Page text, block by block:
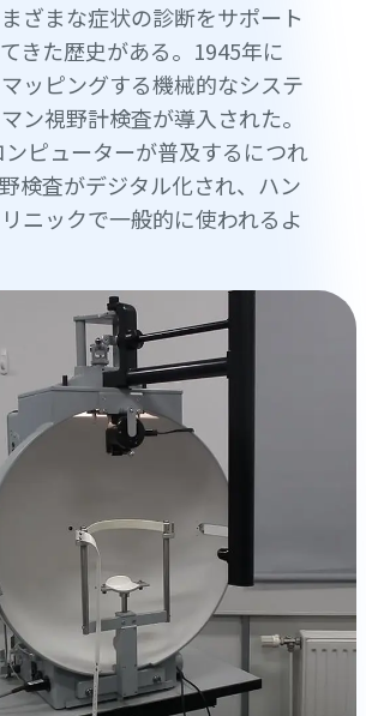
ざまな症状の診断をサポート
きた歴史がある。1945年に
ッピングする機械的なシステ
ン視野計検査が導入された。
ピューターが普及するにつれ
検査がデジタル化され、ハン
ニックで一般的に使われるよ